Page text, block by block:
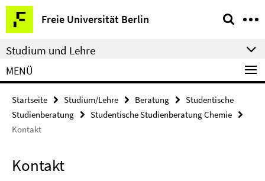
Springe
direkt
zu
Inhalt
Freie Universität Berlin
Service-
Navigation
Studium und Lehre
MENÜ
Startseite Studium/Lehre Beratung
Studentische
Studienberatung
Studentische Studienberatung Chemie
Kontakt
Kontakt